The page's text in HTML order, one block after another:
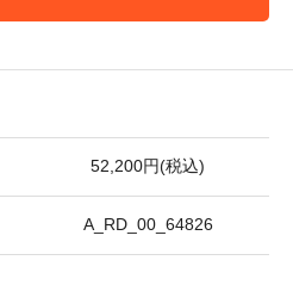
52,200円(税込)
A_RD_00_64826